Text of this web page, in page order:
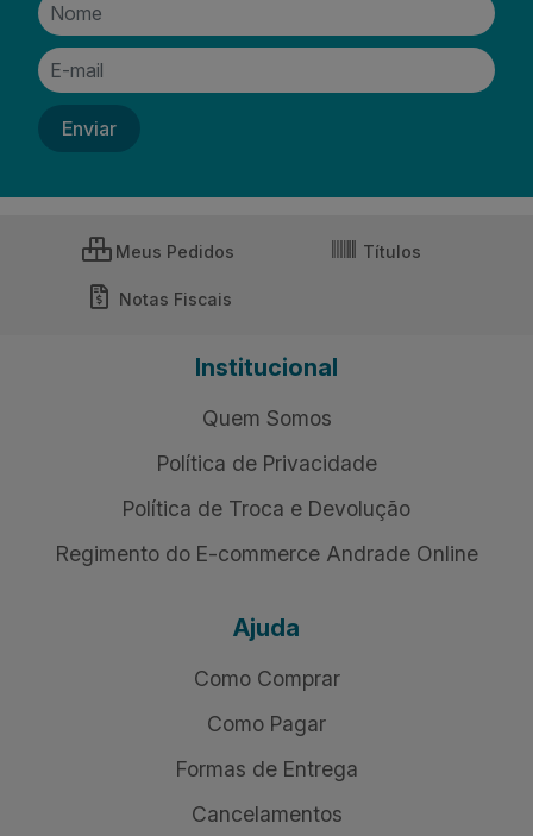
Meus Pedidos Títulos
Notas Fiscais
Institucional
Quem Somos
Política de Privacidade
Política de Troca e Devolução
Regimento do E-commerce Andrade Online
Ajuda
Como Comprar
Como Pagar
Formas de Entrega
Cancelamentos